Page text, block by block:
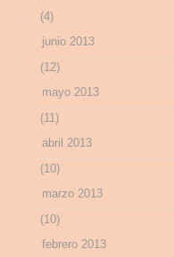
(4)
junio 2013
(12)
mayo 2013
(11)
abril 2013
(10)
marzo 2013
(10)
febrero 2013